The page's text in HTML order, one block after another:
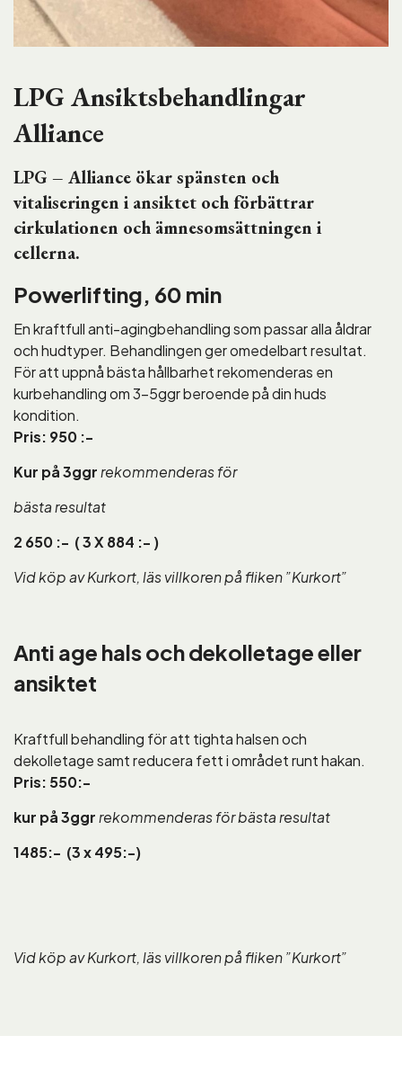
LPG Ansiktsbehandlingar
Alliance
LPG – Alliance ökar spänsten och
vitaliseringen i ansiktet och förbättrar
cirkulationen och ämnesomsättningen i
cellerna.
Powerlifting, 60 min
En kraftfull anti-agingbehandling som passar alla åldrar
och hudtyper. Behandlingen ger omedelbart resultat.
För att uppnå bästa hållbarhet rekomenderas en
kurbehandling om 3-5ggr beroende på din huds
kondition.
Pris: 950 :-
Kur på 3ggrrekommenderas för
bästa resultat
2 650 :- ( 3 X 884 :- )
Vid köp av Kurkort, läs villkoren på fliken ”Kurkort”
Anti age hals och dekolletage eller
ansiktet
Kraftfull behandling för att tighta halsen och
dekolletage samt reducera fett i området runt hakan.
Pris: 550:-
kur på 3ggrrekommenderas för bästa resultat
1485:- (3 x 495:-)
Vid köp av Kurkort, läs villkoren på fliken ”Kurkort”